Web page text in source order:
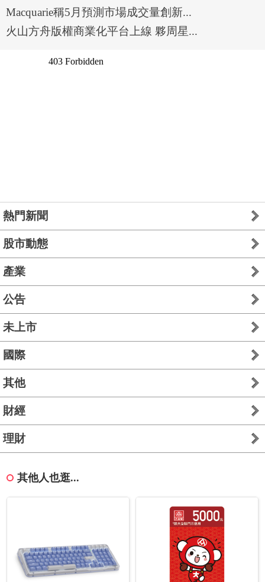
Macquarie稱5月預測市場成交量創新...
火山方舟版權商業化平台上線 夥周星...
熱門新聞
股市動態
產業
公告
未上市
國際
其他
財經
理財
其他人也逛...